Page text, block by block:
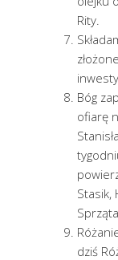
Rity.
Bóg
ofiarę
Stasik,
dziś